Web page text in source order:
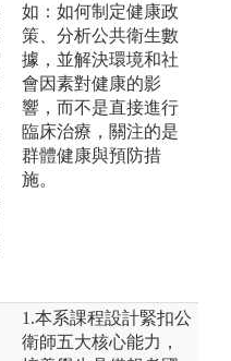
如：如何制定健康政
策、分析公共衛生數
據，並解決環境和社
會因素對健康的影
響，而不是直接進行
臨床治療，關注的是
群體健康與預防措
施。
1.本系課程設計緊扣公
衛師五大核心能力，